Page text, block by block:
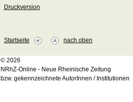
Druckversion
Startseite nach oben
© 2026
NRhZ-Online - Neue Rheinische Zeitung
bzw. gekennzeichnete AutorInnen / Institutionen